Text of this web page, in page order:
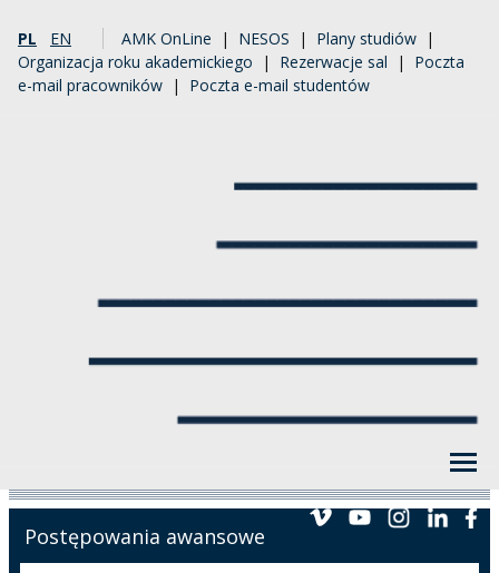
PL EN AMK OnLine | NESOS | Plany studiów |
Organizacja roku akademickiego | Rezerwacje sal | Poczta
e-mail pracowników | Poczta e-mail studentów
Postępowania awansowe